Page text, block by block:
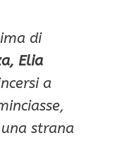
di
Elia
a
strana